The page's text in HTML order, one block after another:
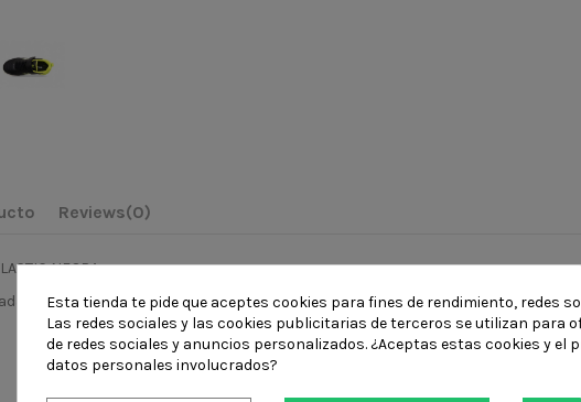
Reviews(0)
NEGRA
para jugadores de fútbol sala que buscan una combinación de durabilidad,
Esta tienda te pide que aceptes cookies para fines de rendimiento, redes
Las redes sociales y las cookies publicitarias de terceros se utilizan para
de redes sociales y anuncios personalizados. ¿Aceptas estas cookies y el
datos personales involucrados?